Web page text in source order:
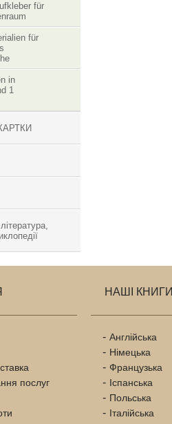
für
für
in
1
послуг
НАШІ КНИГИ
Англійська
Німецька
Французька
Іспанська
Польська
Італійська